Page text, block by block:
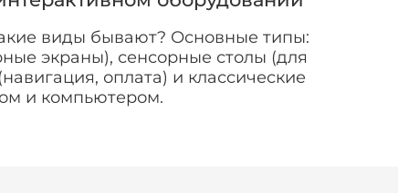
виды бывают? Основные типы:
экраны), сенсорные столы (для
оплата) и классические
и компьютером.